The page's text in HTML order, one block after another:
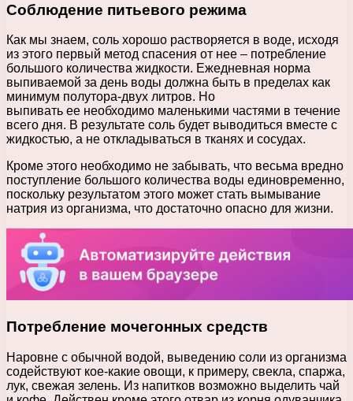
Соблюдение питьевого режима
Как мы знаем, соль хорошо растворяется в воде, исходя
из этого первый метод спасения от нее – потребление
большого количества жидкости. Ежедневная норма
выпиваемой за день воды должна быть в пределах как
минимум полутора-двух литров. Но
выпивать ее необходимо маленькими частями в течение
всего дня. В результате соль будет выводиться вместе с
жидкостью, а не откладываться в тканях и сосудах.
Кроме этого необходимо не забывать, что весьма вредно
поступление большого количества воды единовременно,
поскольку результатом этого может стать вымывание
натрия из организма, что достаточно опасно для жизни.
Потребление мочегонных средств
Наровне с обычной водой, выведению соли из организма
содействуют кое-какие овощи, к примеру, свекла, спаржа,
лук, свежая зелень. Из напитков возможно выделить чай